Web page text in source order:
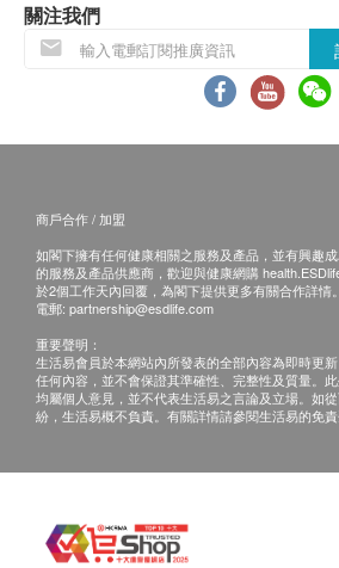
肌肉群
Y形頭：適用於按摩頸部, 脊椎, 跟
圓柱頭：適用於衝擊深層組織, 如
平形頭：適用於各肌肉部位的放鬆
底
真按摩頭
產品規格
產品型號：MG-018
產品電池:鋰離子電池16.8V（
額定功率:18 – 95W
行程長度:10mm
3檔速度:1500/2200/2800
關注我們
商戶合作 / 加盟
如閣下擁有任何健康相關之服務及產品，並有興趣
的服務及產品供應商，歡迎與健康網購
於2個工作天內回覆，為閣下提供更多有關合作詳情。
電郵: partnership@esdlife.com
重要聲明：
生活易會員於本網站內所發表的全部內容為即時更
任何內容，並不會保證其準確性、完整性及質量。
均屬個人意見，並不代表生活易之言論及立場。如
紛，生活易概不負責。有關詳情請參閱生活易的免責